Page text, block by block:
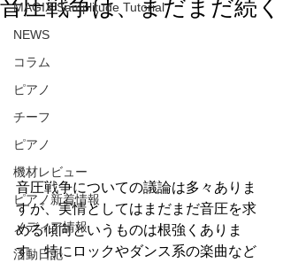
MAGIX Samplitude Tutorial
NEWS
コラム
ピアノ
チーフ
ピアノ
機材レビュー
ピアノ新着情報
メディア情報
活動日記
音圧戦争は、まだまだ続く
音圧戦争についての議論は多々ありま
すが、実情としてはまだまだ音圧を求
める傾向というものは根強くありま
す。特にロックやダンス系の楽曲など